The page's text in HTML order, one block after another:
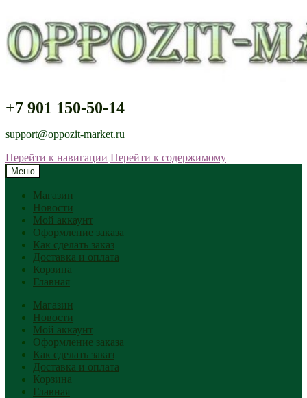
+7 901 150-50-14
support@oppozit-market.ru
Перейти к навигации Перейти к содержимому
Меню
Магазин
Новости
Мой аккаунт
Оформление заказа
Как сделать заказ
Доставка и оплата
Корзина
Главная
Магазин
Новости
Мой аккаунт
Оформление заказа
Как сделать заказ
Доставка и оплата
Корзина
Главная